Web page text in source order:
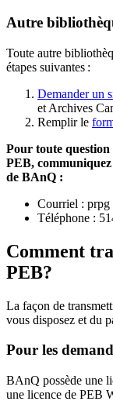
Autre
Toute autre
étapes suivantes :
Demander un
et Archives
Remplir le f
Pour toute question
PEB,
de BAnQ :
Courriel : prpg
Téléphone :
Comment
PEB?
La façon de
vous disposez et du
Pour les
BAnQ possède une
une licence de PEB